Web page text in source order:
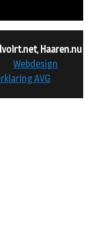
, Haaren.nu
Webdesign
AVG